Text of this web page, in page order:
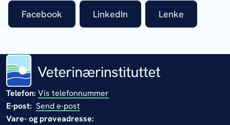
Facebook LinkedIn Lenke
Telefon: Vis telefonnummer
E-post: Send e-post
Vare- og prøveadresse: